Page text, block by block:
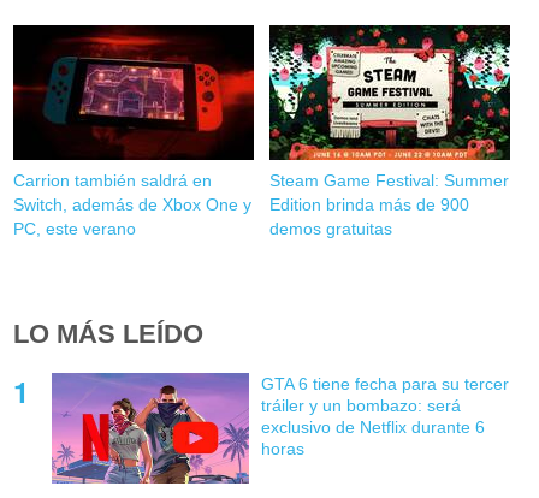
Carrion también saldrá en
Switch, además de Xbox One y
PC, este verano
Steam Game Festival: Summer
Edition brinda más de 900
demos gratuitas
LO MÁS LEÍDO
GTA 6 tiene fecha para su tercer
tráiler y un bombazo: será
exclusivo de Netflix durante 6
horas